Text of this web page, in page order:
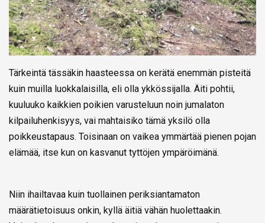
Tärkeintä tässäkin haasteessa on kerätä enemmän pisteitä
kuin muilla luokkalaisilla, eli olla ykkössijalla. Äiti pohtii,
kuuluuko kaikkien poikien varusteluun noin jumalaton
kilpailuhenkisyys, vai mahtaisiko tämä yksilö olla
poikkeustapaus. Toisinaan on vaikea ymmärtää pienen pojan
elämää, itse kun on kasvanut tyttöjen ympäröimänä.
Niin ihailtavaa kuin tuollainen periksiantamaton
määrätietoisuus onkin, kyllä äitiä vähän huolettaakin.